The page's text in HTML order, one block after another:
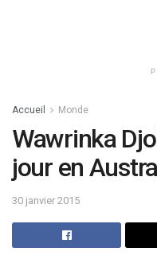
Accueil Monde
Wawrinka
jour en
30 janvier 2015